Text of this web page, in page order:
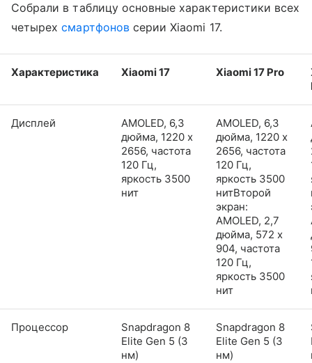
Собрали в таблицу основные характеристики всех
четырехсмартфоновсерии Xiaomi 17.
Характеристика Xiaomi 17 Xiaomi 17 Pro
Дисплей
AMOLED, 6,3
дюйма, 1220 x
2656, частота
120 Гц,
яркость 3500
нит
AMOLED, 6,3
дюйма, 1220 x
2656, частота
120 Гц,
яркость 3500
нитВторой
экран:
AMOLED, 2,7
дюйма, 572 x
904, частота
120 Гц,
яркость 3500
нит
Процессор
Snapdragon 8
Elite Gen 5 (3
нм)
Snapdragon 8
Elite Gen 5 (3
нм)